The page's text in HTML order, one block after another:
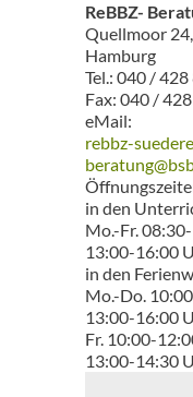
ReBBZ-
Quellmoor
Hamburg
Tel.: 040 /
Fax: 040 /
eMail:
rebbz-
in den
Mo.-Fr.
13:00-16:00
in den
Mo.-Do.
13:00-16:00
Fr. 10:00-
13:00-14:30